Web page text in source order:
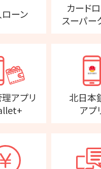
ーン
カード
スーパー
アプリ
北日本
アプ